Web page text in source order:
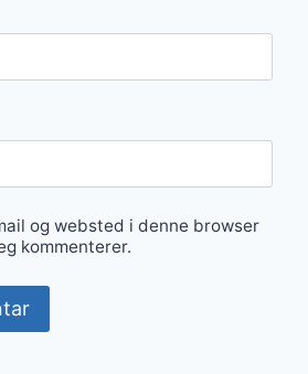
og websted i denne browser
kommenterer.